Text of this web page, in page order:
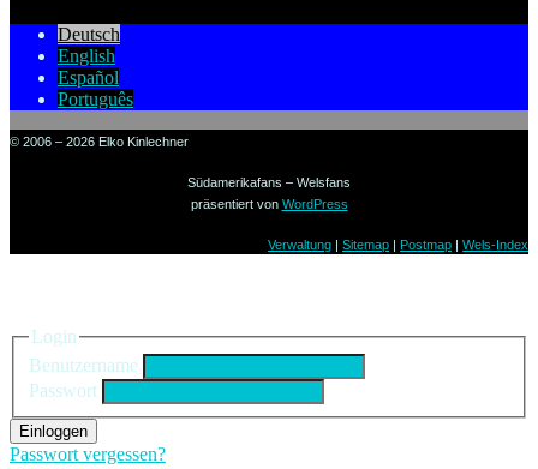
Deutsch
English
Español
Português
© 2006 – 2026 Elko Kinlechner
Südamerikafans – Welsfans
präsentiert von WordPress
Verwaltung | Sitemap | Postmap | Wels-Index
Login
Benutzername
Passwort
Einloggen
Passwort vergessen?